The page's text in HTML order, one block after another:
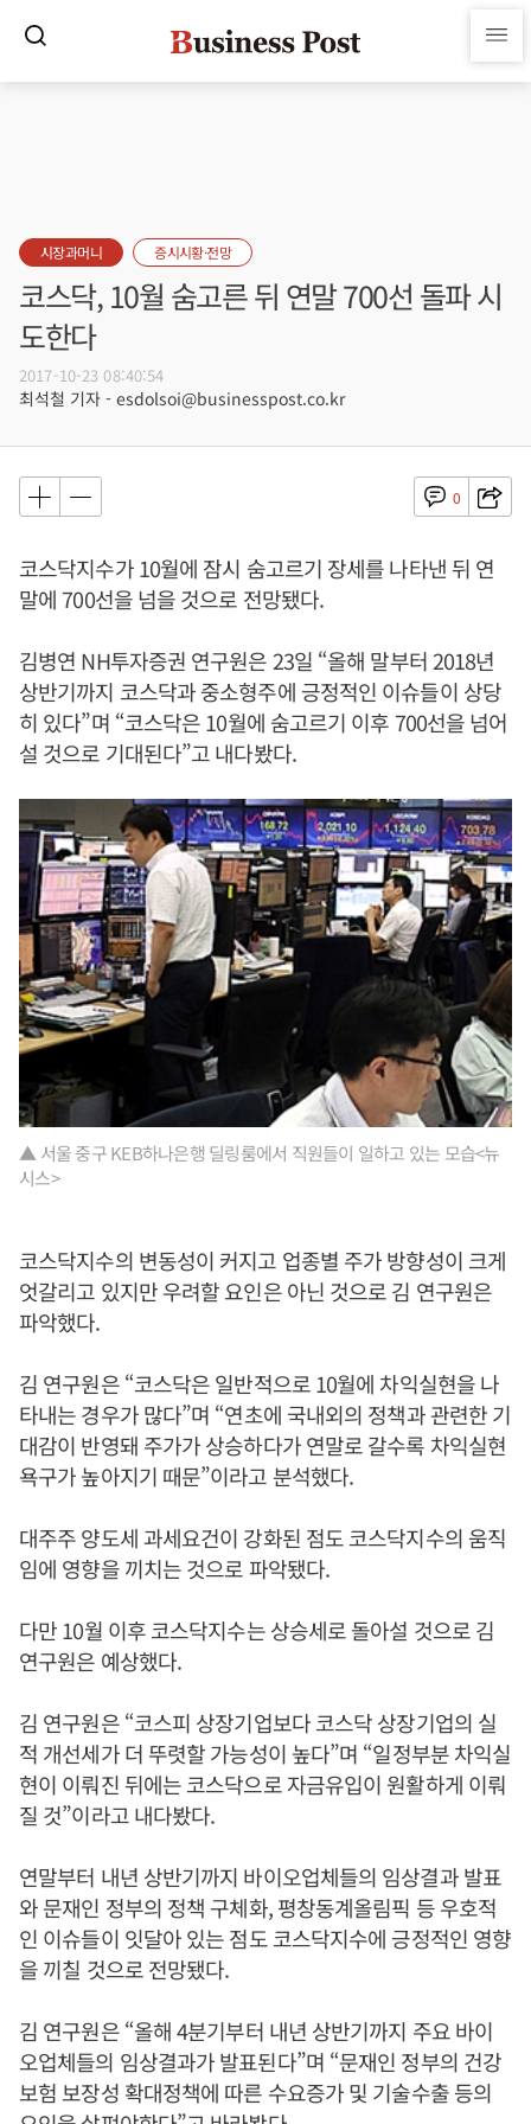
시장과머니 증시시황·전망
코스닥, 10월 숨고른 뒤 연말 700선 돌파 시
도한다
2017-10-23 08:40:54
최석철 기자 - esdolsoi@businesspost.co.kr
0
코스닥지수가 10월에 잠시 숨고르기 장세를 나타낸 뒤 연
말에 700선을 넘을 것으로 전망됐다.
김병연 NH투자증권 연구원은 23일 “올해 말부터 2018년
상반기까지 코스닥과 중소형주에 긍정적인 이슈들이 상당
히 있다”며 “코스닥은 10월에 숨고르기 이후 700선을 넘어
설 것으로 기대된다”고 내다봤다.
▲ 서울 중구 KEB하나은행 딜링룸에서 직원들이 일하고 있는 모습<뉴
시스>
코스닥지수의 변동성이 커지고 업종별 주가 방향성이 크게
엇갈리고 있지만 우려할 요인은 아닌 것으로 김 연구원은
파악했다.
김 연구원은 “코스닥은 일반적으로 10월에 차익실현을 나
타내는 경우가 많다”며 “연초에 국내외의 정책과 관련한 기
대감이 반영돼 주가가 상승하다가 연말로 갈수록 차익실현
욕구가 높아지기 때문”이라고 분석했다.
대주주 양도세 과세요건이 강화된 점도 코스닥지수의 움직
임에 영향을 끼치는 것으로 파악됐다.
다만 10월 이후 코스닥지수는 상승세로 돌아설 것으로 김
연구원은 예상했다.
김 연구원은 “코스피 상장기업보다 코스닥 상장기업의 실
적 개선세가 더 뚜렷할 가능성이 높다”며 “일정부분 차익실
현이 이뤄진 뒤에는 코스닥으로 자금유입이 원활하게 이뤄
질 것”이라고 내다봤다.
연말부터 내년 상반기까지 바이오업체들의 임상결과 발표
와 문재인 정부의 정책 구체화, 평창동계올림픽 등 우호적
인 이슈들이 잇달아 있는 점도 코스닥지수에 긍정적인 영향
을 끼칠 것으로 전망됐다.
김 연구원은 “올해 4분기부터 내년 상반기까지 주요 바이
오업체들의 임상결과가 발표된다”며 “문재인 정부의 건강
보험 보장성 확대정책에 따른 수요증가 및 기술수출 등의